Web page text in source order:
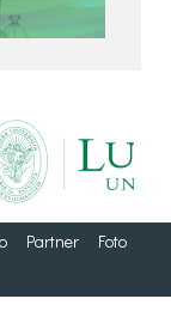
Partner
Foto